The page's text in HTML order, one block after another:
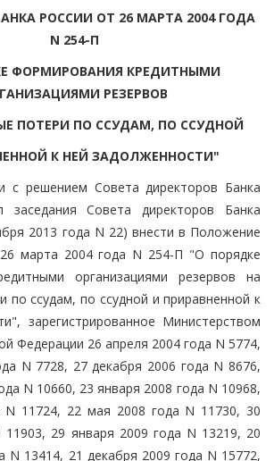
РОССИИ ОТ 26 МАРТА 2004 ГОДА
N 254-П
ФОРМИРОВАНИЯ КРЕДИТНЫМИ
РЕЗЕРВОВ
ПОТЕРИ ПО ССУДАМ, ПО ССУДНОЙ
К НЕЙ ЗАДОЛЖЕННОСТИ"
с решением Совета директоров Банка
заседания Совета директоров Банка
2013 года N 22) внести в Положение
марта 2004 года N 254-П "О порядке
организациями резервов на
по ссудам, по ссудной и приравненной к
зарегистрированное Министерством
Федерации 26 апреля 2004 года N 5774,
N 7728, 27 декабря 2006 года N 8676,
N 10660, 23 января 2008 года N 10968,
N 11724, 22 мая 2008 года N 11730, 30
29 января 2009 года N 13219, 20
N 13414, 21 декабря 2009 года N 15772,